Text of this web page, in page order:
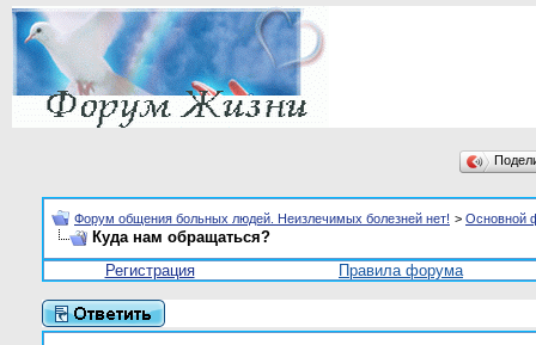
Форум общения больных людей. Неизлечимых болезней нет! > Основной
Куда нам обращаться?
Регистрация
Правила форума